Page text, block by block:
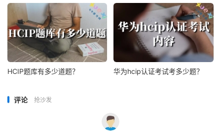
HCIP题库有多少道题？ 华为hcip认证考试考多少题？
评论 抢沙发